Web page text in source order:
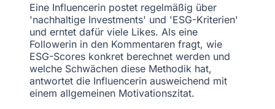
Eine Influencerin postet regelmäßig über
'nachhaltige Investments' und 'ESG-Kriterien'
und erntet dafür viele Likes. Als eine
Followerin in den Kommentaren fragt, wie
ESG-Scores konkret berechnet werden und
welche Schwächen diese Methodik hat,
antwortet die Influencerin ausweichend mit
einem allgemeinen Motivationszitat.